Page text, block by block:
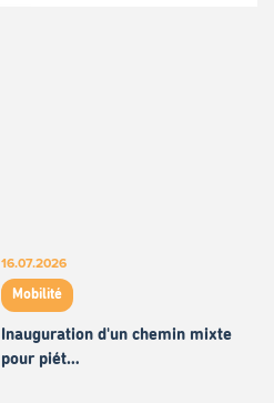
16.07.2026
Mobilité
Inauguration d'un chemin mixte
pour piét…